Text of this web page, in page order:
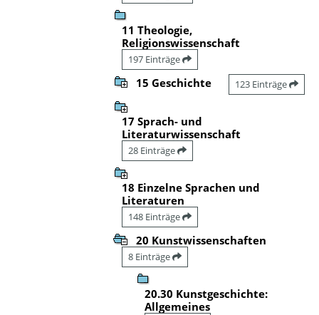
11 Theologie,
Religionswissenschaft
197 Einträge
15 Geschichte 123 Einträge
17 Sprach- und
Literaturwissenschaft
28 Einträge
18 Einzelne Sprachen und
Literaturen
148 Einträge
20 Kunstwissenschaften
8 Einträge
20.30 Kunstgeschichte:
Allgemeines